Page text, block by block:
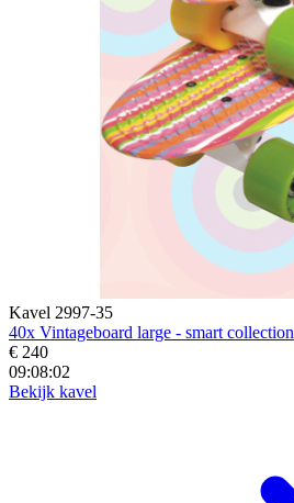
Kavel 2997-35
40x Vintageboard large - smart collection
€ 240
09:08:00
Bekijk kavel